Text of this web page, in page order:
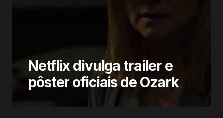
Netflix divulga trailer e
pôster oficiais de Ozark